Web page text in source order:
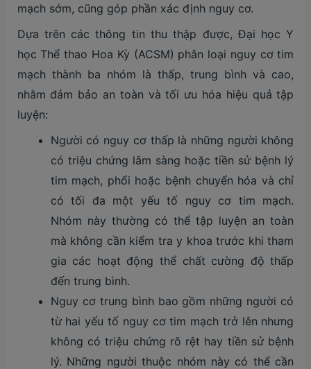
mạch sớm, cũng góp phần xác định nguy cơ.
Dựa trên các thông tin thu thập được, Đại học Y
học Thể thao Hoa Kỳ (ACSM) phân loại nguy cơ tim
mạch thành ba nhóm là thấp, trung bình và cao,
nhằm đảm bảo an toàn và tối ưu hóa hiệu quả tập
luyện:
Người có nguy cơ thấp là những người không
có triệu chứng lâm sàng hoặc tiền sử bệnh lý
tim mạch, phổi hoặc bệnh chuyển hóa và chỉ
có tối đa một yếu tố nguy cơ tim mạch.
Nhóm này thường có thể tập luyện an toàn
mà không cần kiểm tra y khoa trước khi tham
gia các hoạt động thể chất cường độ thấp
đến trung bình.
Nguy cơ trung bình bao gồm những người có
từ hai yếu tố nguy cơ tim mạch trở lên nhưng
không có triệu chứng rõ rệt hay tiền sử bệnh
lý. Những người thuộc nhóm này có thể cần